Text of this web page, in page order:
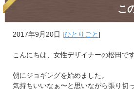
こ
2017年9月20日 [ひとりごと]
こんにちは、女性デザイナーの松田です
朝にジョギングを始めました。
気持ちいいなぁ〜と思いながら張り切